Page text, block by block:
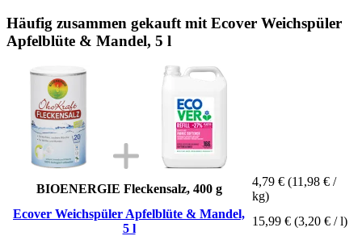
Häufig zusammen gekauft mit Ecover Weichspüler
Apfelblüte & Mandel, 5 l
BIOENERGIE Fleckensalz, 400 g
4,79 € (11,98 € /
kg)
Ecover Weichspüler Apfelblüte & Mandel,
5 l
15,99 € (3,20 € / l)